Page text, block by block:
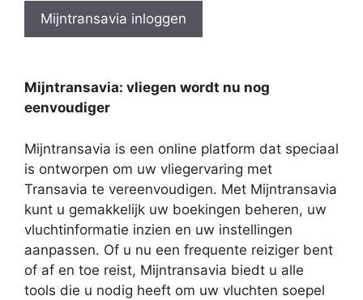
Mijntransavia inloggen
Mijntransavia: vliegen wordt nu nog
eenvoudiger
Mijntransavia is een online platform dat speciaal
is ontworpen om uw vliegervaring met
Transavia te vereenvoudigen. Met Mijntransavia
kunt u gemakkelijk uw boekingen beheren, uw
vluchtinformatie inzien en uw instellingen
aanpassen. Of u nu een frequente reiziger bent
of af en toe reist, Mijntransavia biedt u alle
tools die u nodig heeft om uw vluchten soepel